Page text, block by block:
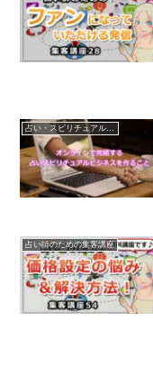
占い師のための集客講座